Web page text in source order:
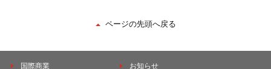
ページの先頭へ戻る
国際商業 お知らせ